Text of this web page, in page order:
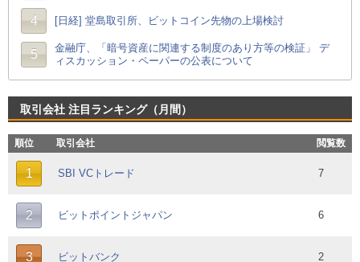
4 [日経] 堂島取引所、ビットコイン先物の上場検討
5
金融庁、「暗号資産に関連する制度のあり方等の検証」 デ
ィスカッション・ペーパーの公表について
取引会社 注目ランキング（月間）
順位 取引会社 閲覧数
1 SBI VCトレード 7
2 ビットポイントジャパン 6
3 ビットバンク 2